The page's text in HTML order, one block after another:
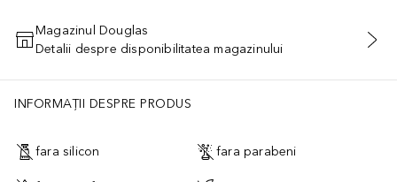
ADĂUGAȚI ÎN COŞ
Magazinul Douglas
Detalii despre disponibilitatea magazinului
INFORMAȚII DESPRE PRODUS
fara silicon fara parabeni